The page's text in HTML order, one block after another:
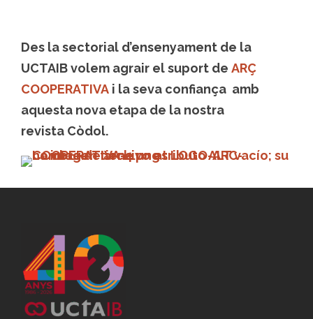
Des la sectorial d’ensenyament de la
UCTAIB volem agrair el suport de ARÇ
COOPERATIVA i la seva confiança amb
aquesta nova etapa de la nostra
revista Còdol.